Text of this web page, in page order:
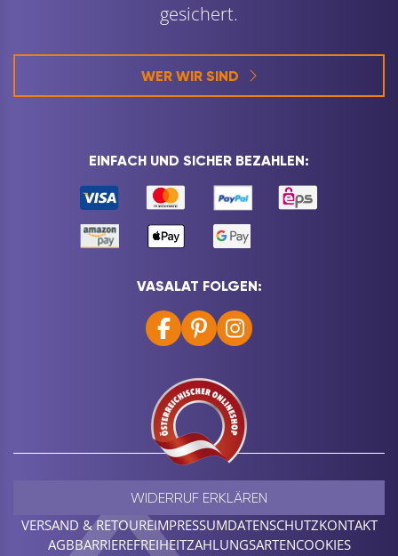
gesichert.
WER WIR SIND
EINFACH UND SICHER BEZAHLEN:
VASALAT FOLGEN:
VERSAND & RETOUREIMPRESSUMDATENSCHUTZKONTAKT
AGBBARRIEREFREIHEITZAHLUNGSARTENCOOKIES
WIDERRUF ERKLÄREN